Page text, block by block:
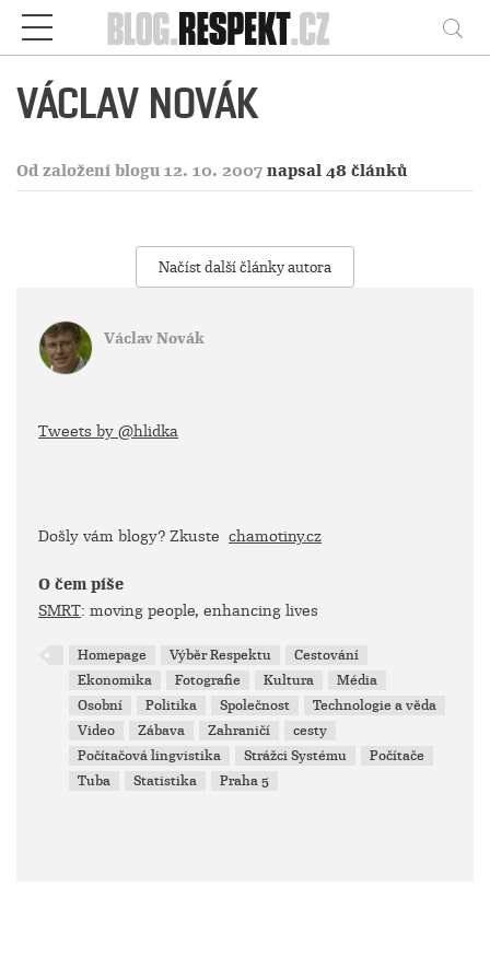
Respekt
VÁCLAV NOVÁK
Od založení blogu 12. 10. 2007 napsal 48 článků
Načíst další články autora
Václav Novák
Tweets by @hlidka
Došly vám blogy? Zkuste chamotiny.cz
O čem píše
SMRT: moving people, enhancing lives
Homepage Výběr Respektu
Cestování
Ekonomika
Fotografie Kultura
Média
Osobní
Politika Společnost
Technologie a věda
Video
Zábava Zahraničí
cesty
Počítačová lingvistika
Strážci Systému
Počítače
Tuba
Statistika Praha 5